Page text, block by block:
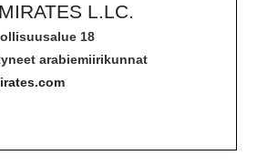
L.LC.
18
arabiemiirikunnat